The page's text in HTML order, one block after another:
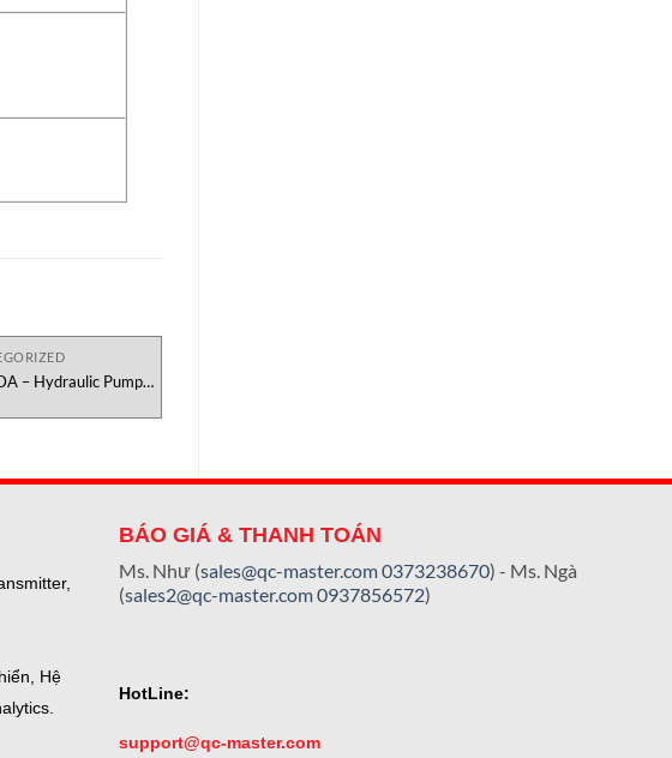
– Hydraulic Pump
Hệ
BÁO GIÁ & THANH TOÁN
Ms. Như (sales@qc-master.com0373238670) - Ms. Ngà
(sales2@qc-master.com0937856572)
HotLine:
support@qc-master.com